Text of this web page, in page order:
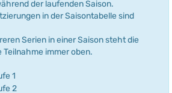
der laufenden Saison.
in der Saisontabelle sind
Serien in einer Saison steht die
immer oben.
1
2